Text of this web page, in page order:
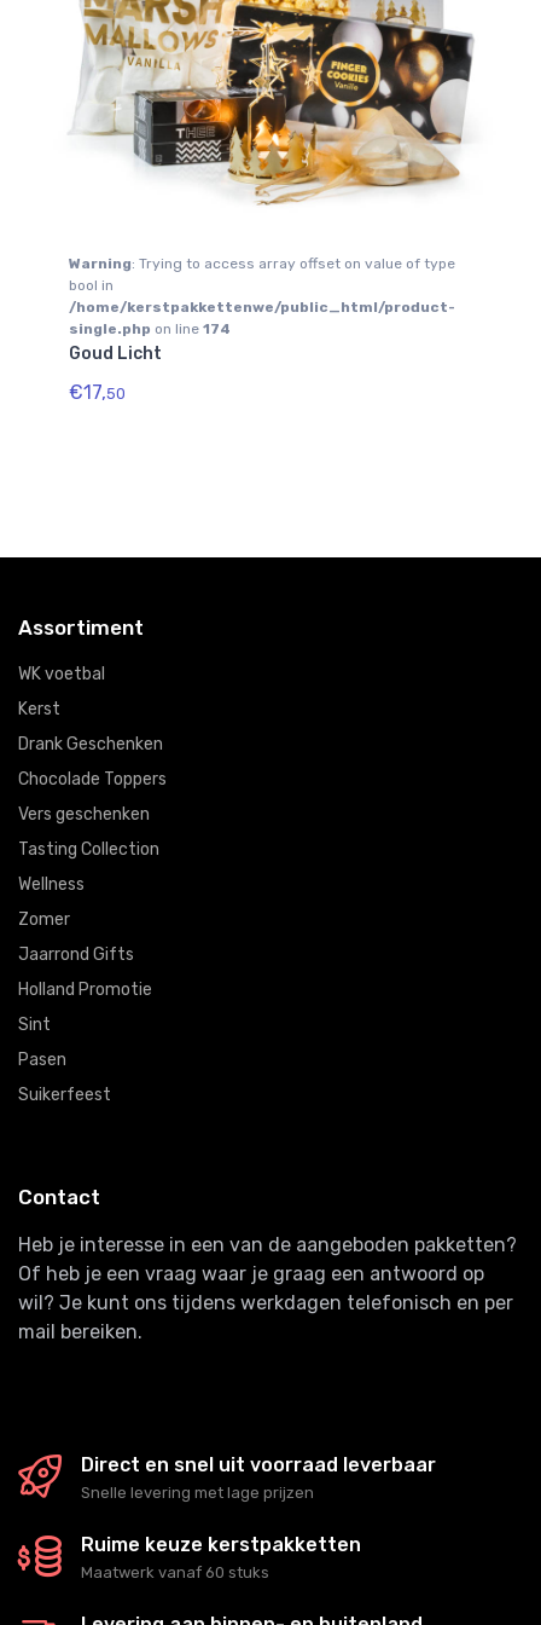
Warning: Trying to access array offset on value of type
bool in
/home/kerstpakkettenwe/public_html/product-
single.php on line 174
Goud Licht
€17,50
Assortiment
WK voetbal
Kerst
Drank Geschenken
Chocolade Toppers
Vers geschenken
Tasting Collection
Wellness
Zomer
Jaarrond Gifts
Holland Promotie
Sint
Pasen
Suikerfeest
Contact
Heb je interesse in een van de aangeboden pakketten?
Of heb je een vraag waar je graag een antwoord op
wil? Je kunt ons tijdens werkdagen telefonisch en per
mail bereiken.
Direct en snel uit voorraad leverbaar
Snelle levering met lage prijzen
Ruime keuze kerstpakketten
Maatwerk vanaf 60 stuks